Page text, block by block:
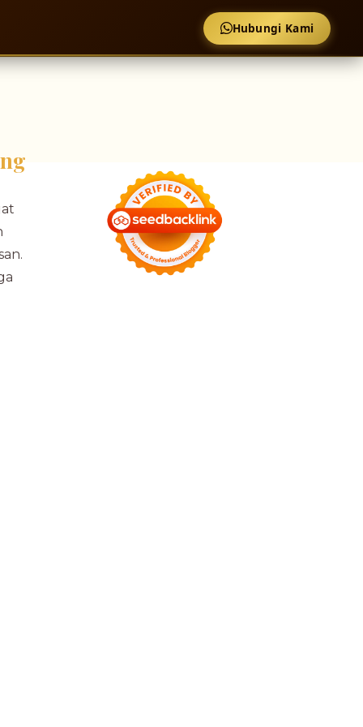
Hubungi Kami